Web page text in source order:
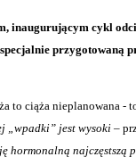
inaugurującym cykl
przygotowaną
to ciąża nieplanowana -
„wpadki” jest wysoki –
hormonalną najczęstszą